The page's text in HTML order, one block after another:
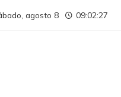
agosto 8 09:02:28